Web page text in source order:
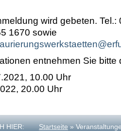
wird gebeten. Tel.:
1670 sowie
entnehmen Sie bitte
10.00 Uhr
20.00 Uhr
HIER: Startseite»